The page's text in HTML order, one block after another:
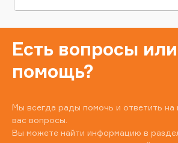
Есть вопросы
помощь?
Мы всегда рады помочь и ответить
вас вопросы.
Вы можете найти информацию в